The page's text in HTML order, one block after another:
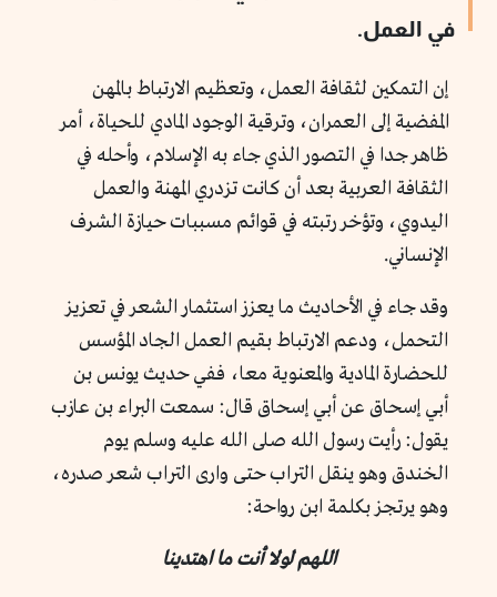
في العمل.
إن التمكين لثقافة العمل، وتعظيم الارتباط بالمهن
المفضية إلى العمران، وترقية الوجود المادي للحياة، أمر
ظاهر جدا في التصور الذي جاء به الإسلام، وأحله في
الثقافة العربية بعد أن كانت تزدري المهنة والعمل
اليدوي، وتؤخر رتبته في قوائم مسببات حيازة الشرف
الإنساني.
وقد جاء في الأحاديث ما يعزز استثمار الشعر في تعزيز
التحمل، ودعم الارتباط بقيم العمل الجاد المؤسس
للحضارة المادية والمعنوية معا، ففي حديث يونس بن
أبي إسحاق عن أبي إسحاق قال: سمعت البراء بن عازب
يقول: رأيت رسول الله صلى الله عليه وسلم يوم
الخندق وهو ينقل التراب حتى وارى التراب شعر صدره،
وهو يرتجز بكلمة ابن رواحة:
اللهم لولا أنت ما اهتدينا